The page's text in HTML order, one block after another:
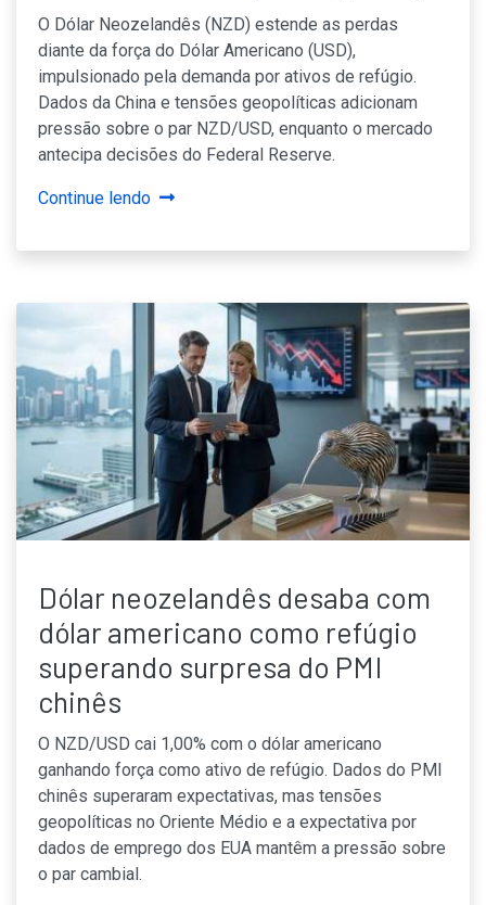
O Dólar Neozelandês (NZD) estende as perdas
diante da força do Dólar Americano (USD),
impulsionado pela demanda por ativos de refúgio.
Dados da China e tensões geopolíticas adicionam
pressão sobre o par NZD/USD, enquanto o mercado
antecipa decisões do Federal Reserve.
Continue lendo
Dólar neozelandês desaba com
dólar americano como refúgio
superando surpresa do PMI
chinês
O NZD/USD cai 1,00% com o dólar americano
ganhando força como ativo de refúgio. Dados do PMI
chinês superaram expectativas, mas tensões
geopolíticas no Oriente Médio e a expectativa por
dados de emprego dos EUA mantêm a pressão sobre
o par cambial.